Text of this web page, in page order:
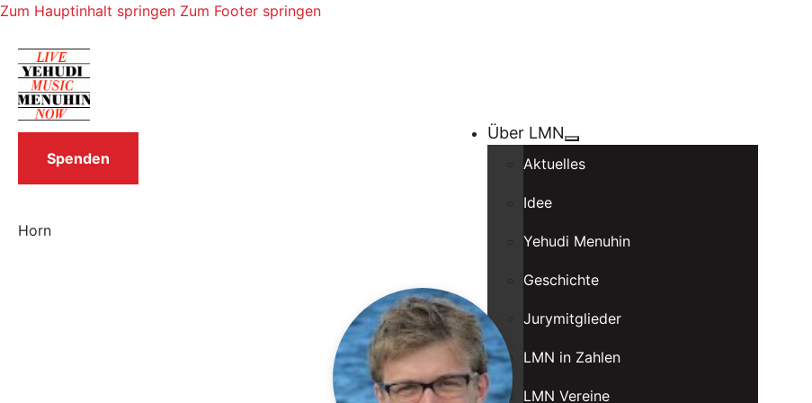
Zum Hauptinhalt springen Zum Footer springen
Über LMN
Aktuelles
Idee
Yehudi Menuhin
Geschichte
Jurymitglieder
LMN in Zahlen
LMN Vereine
Spenden
Horn